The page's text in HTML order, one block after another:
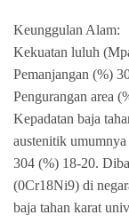
Keunggulan Alam:
Kekuatan luluh
Pemanjangan (%)
Pengurangan area
Kepadatan baja
austenitik
304 (%) 18-20.
(0Cr18Ni9) di
baja tahan karat